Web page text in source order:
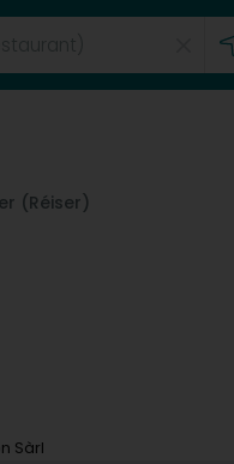
(Réiser)
Sàrl